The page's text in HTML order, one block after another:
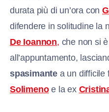
durata più di un’ora con
difendere in solitudine la
De Ioannon, che non si
all’appuntamento,
spasimante a un difficile
Solimenoe la ex